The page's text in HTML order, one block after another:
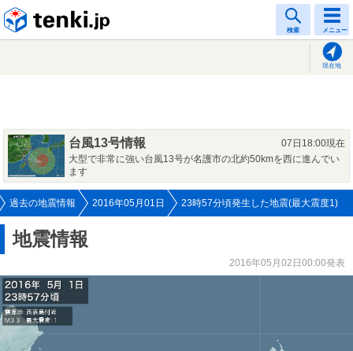
検索 メニュー
現在地
台風13号情報
07日18:00現在
大型で非常に強い台風13号が名護市の北約50kmを西に進んでい
ます
過去の地震情報 2016年05月01日 23時57分頃発生した地震(最大震度1)
地震情報
2016年05月02日00:00発表